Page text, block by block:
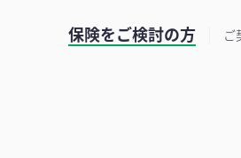
保険をご検討の方 ご